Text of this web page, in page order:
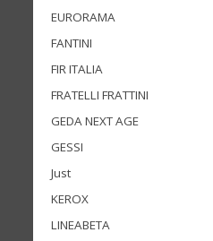
EURORAMA
FANTINI
FIR ITALIA
FRATELLI FRATTINI
GEDA NEXT AGE
GESSI
Just
KEROX
LINEABETA